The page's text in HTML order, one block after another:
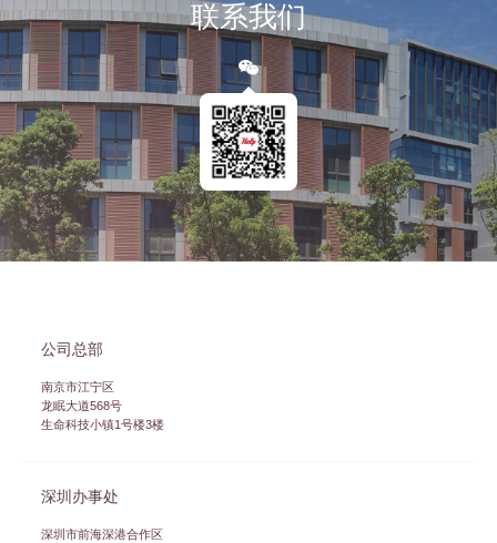
联系我们
公司总部
南京市江宁区
龙眠大道568号
生命科技小镇1号楼3楼
深圳办事处
深圳市前海深港合作区